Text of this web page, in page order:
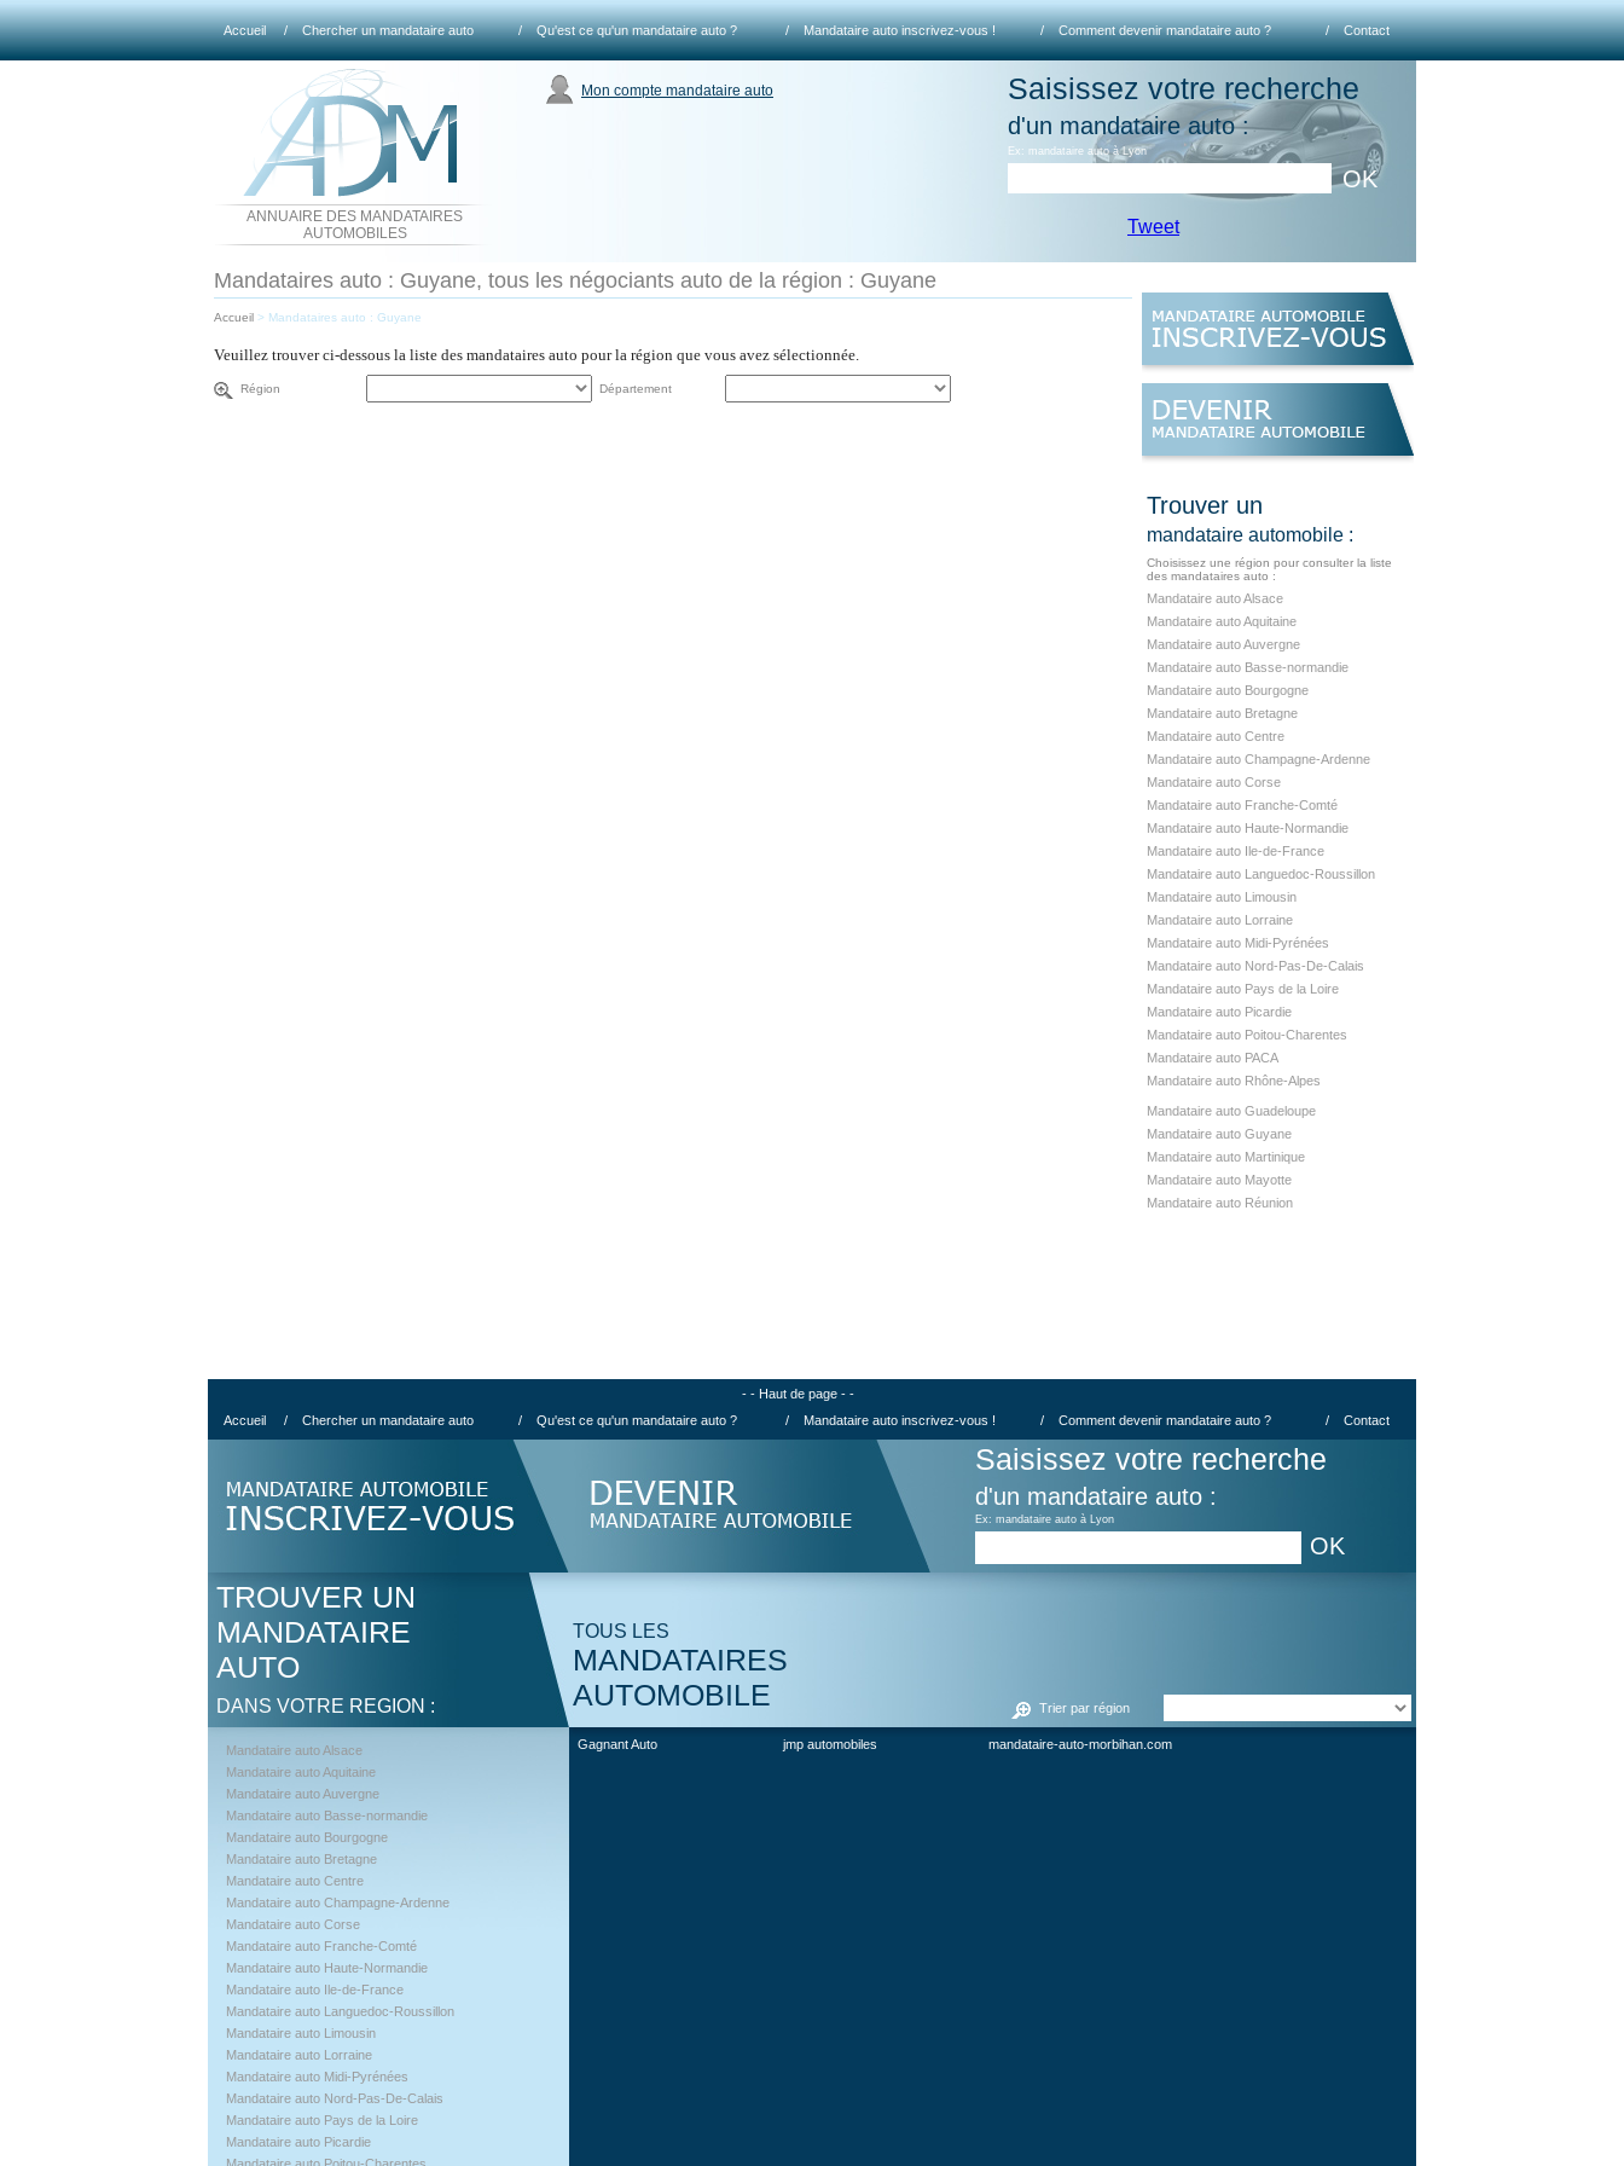
Accueil / Chercher un mandataire auto / Qu'est ce qu'un mandataire auto ? / Mandataire auto inscrivez-vous ! / Comment devenir mandataire auto ? / Contact
ANNUAIRE DES MANDATAIRES
AUTOMOBILES
Mon compte mandataire auto Saisissez votre recherche
d'un mandataire auto :
Ex: mandataire auto à Lyon
OK
Tweet
Mandataires auto : Guyane, tous les négociants auto de la région : Guyane
Accueil > Mandataires auto : Guyane
Veuillez trouver ci-dessous la liste des mandataires auto pour la région que vous avez sélectionnée.
Région Département
Trouver un
mandataire automobile :
Choisissez une région pour consulter la liste
des mandataires auto :
Mandataire auto Alsace
Mandataire auto Aquitaine
Mandataire auto Auvergne
Mandataire auto Basse-normandie
Mandataire auto Bourgogne
Mandataire auto Bretagne
Mandataire auto Centre
Mandataire auto Champagne-Ardenne
Mandataire auto Corse
Mandataire auto Franche-Comté
Mandataire auto Haute-Normandie
Mandataire auto Ile-de-France
Mandataire auto Languedoc-Roussillon
Mandataire auto Limousin
Mandataire auto Lorraine
Mandataire auto Midi-Pyrénées
Mandataire auto Nord-Pas-De-Calais
Mandataire auto Pays de la Loire
Mandataire auto Picardie
Mandataire auto Poitou-Charentes
Mandataire auto PACA
Mandataire auto Rhône-Alpes
Mandataire auto Guadeloupe
Mandataire auto Guyane
Mandataire auto Martinique
Mandataire auto Mayotte
Mandataire auto Réunion
- - Haut de page - -
Accueil
/ Chercher un mandataire auto / Qu'est ce qu'un mandataire auto ? / Mandataire auto inscrivez-vous ! / Comment devenir mandataire auto ? / Contact
OK
Saisissez votre recherche
d'un mandataire auto :
Ex: mandataire auto à Lyon
Trier par région
TOUS LES
MANDATAIRES
AUTOMOBILE
TROUVER UN
MANDATAIRE
AUTO
DANS VOTRE REGION :
Mandataire auto Alsace
Mandataire auto Aquitaine
Mandataire auto Auvergne
Mandataire auto Basse-normandie
Mandataire auto Bourgogne
Mandataire auto Bretagne
Mandataire auto Centre
Mandataire auto Champagne-Ardenne
Mandataire auto Corse
Mandataire auto Franche-Comté
Mandataire auto Haute-Normandie
Mandataire auto Ile-de-France
Mandataire auto Languedoc-Roussillon
Mandataire auto Limousin
Mandataire auto Lorraine
Mandataire auto Midi-Pyrénées
Mandataire auto Nord-Pas-De-Calais
Mandataire auto Pays de la Loire
Mandataire auto Picardie
Gagnant Auto jmp automobiles mandataire-auto-morbihan.com